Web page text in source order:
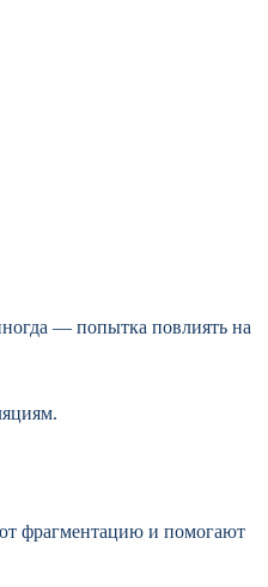
— попытка повлиять на
фрагментацию и помогают